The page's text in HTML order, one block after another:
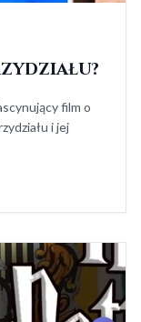
film o
i jej